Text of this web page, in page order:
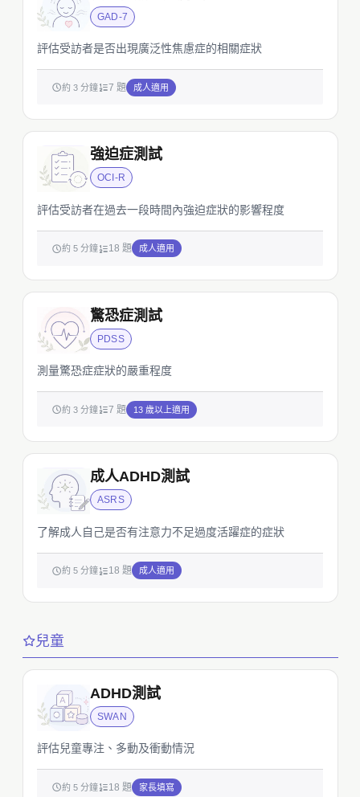
GAD-7
評估受訪者是否出現廣泛性焦慮症的相關症狀
約 3 分鐘 7 題 成人適用
強迫症測試
OCI-R
評估受訪者在過去一段時間內強迫症狀的影響程度
約 5 分鐘 18 題 成人適用
驚恐症測試
PDSS
測量驚恐症症狀的嚴重程度
約 3 分鐘 7 題 13 歲以上適用
成人ADHD測試
ASRS
了解成人自己是否有注意力不足過度活躍症的症狀
約 5 分鐘 18 題 成人適用
兒童
ADHD測試
SWAN
評估兒童專注、多動及衝動情況
約 5 分鐘 18 題 家長填寫